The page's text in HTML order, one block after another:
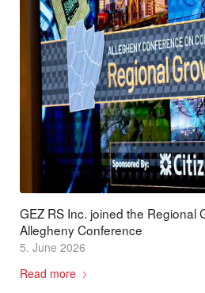
GEZ RS Inc. joined the Regional
Allegheny Conference
5. June 2026
Read more